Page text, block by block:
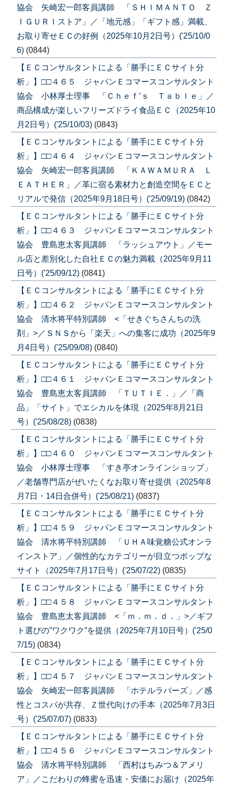
協会 矢崎宏一郎客員講師 「ＳＨＩＭＡＮＴＯ Ｚ
ＩＧＵＲＩストア」／「地元感」「ギフト感」満載、
お取り寄せＥＣの好例（2025年10月2日号）('25/10/0
6) (0844)
【ＥＣコンサルタントによる「勝手にＥＣサイト分
析」】□□４６５ ジャパンＥコマースコンサルタント
協会 小林厚士理事 「Ｃｈｅｆ’ｓ Ｔａｂｌｅ」／
商品構成が楽しいフリーズドライ食品ＥＣ（2025年10
月2日号）('25/10/03) (0843)
【ＥＣコンサルタントによる「勝手にＥＣサイト分
析」】□□４６４ ジャパンＥコマースコンサルタント
協会 矢崎宏一郎客員講師 「ＫＡＷＡＭＵＲＡ Ｌ
ＥＡＴＨＥＲ」／革に宿る素材力と創造空間をＥＣと
リアルで発信（2025年9月18日号）('25/09/19) (0842)
【ＥＣコンサルタントによる「勝手にＥＣサイト分
析」】□□４６３ ジャパンＥコマースコンサルタント
協会 豊島恵太客員講師 「ラッシュアウト」／モー
ル店と差別化した自社ＥＣの魅力満載（2025年9月11
日号）('25/09/12) (0841)
【ＥＣコンサルタントによる「勝手にＥＣサイト分
析」】□□４６２ ジャパンＥコマースコンサルタント
協会 清水将平特別講師 <「せきぐちさんちの洗
剤」>／ＳＮＳから「楽天」への集客に成功（2025年9
月4日号）('25/09/08) (0840)
【ＥＣコンサルタントによる「勝手にＥＣサイト分
析」】□□４６１ ジャパンＥコマースコンサルタント
協会 豊島恵太客員講師 「ＴＵＴＩＥ．」／「商
品」「サイト」でエシカルを体現（2025年8月21日
号）('25/08/28) (0838)
【ＥＣコンサルタントによる「勝手にＥＣサイト分
析」】□□４６０ ジャパンＥコマースコンサルタント
協会 小林厚士理事 「すき亭オンラインショップ」
／老舗専門店がぜいたくなお取り寄せ提供（2025年8
月7日・14日合併号）('25/08/21) (0837)
【ＥＣコンサルタントによる「勝手にＥＣサイト分
析」】□□４５９ ジャパンＥコマースコンサルタント
協会 清水将平特別講師 「ＵＨＡ味覚糖公式オンラ
インストア」／個性的なカテゴリーが目立つポップな
サイト（2025年7月17日号）('25/07/22) (0835)
【ＥＣコンサルタントによる「勝手にＥＣサイト分
析」】□□４５８ ジャパンＥコマースコンサルタント
協会 豊島恵太客員講師 <「ｍ．ｍ．ｄ．」>／ギフ
ト選びの”ワクワク”を提供（2025年7月10日号）('25/0
7/15) (0834)
【ＥＣコンサルタントによる「勝手にＥＣサイト分
析」】□□４５７ ジャパンＥコマースコンサルタント
協会 矢崎宏一郎客員講師 「ホテルラバーズ」／感
性とコスパが共存、Ｚ世代向けの手本（2025年7月3日
号）('25/07/07) (0833)
【ＥＣコンサルタントによる「勝手にＥＣサイト分
析」】□□４５６ ジャパンＥコマースコンサルタント
協会 清水将平特別講師 「西村はちみつ＆アメリ
ア」／こだわりの蜂蜜を迅速・安価にお届け（2025年